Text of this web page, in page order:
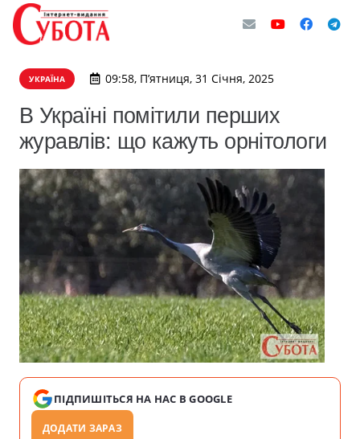
УКРАЇНА 09:58, П’ятниця, 31 Січня, 2025
В Україні помітили перших
журавлів: що кажуть орнітологи
ПІДПИШІТЬСЯ НА НАС В GOOGLE
ДОДАТИ ЗАРАЗ